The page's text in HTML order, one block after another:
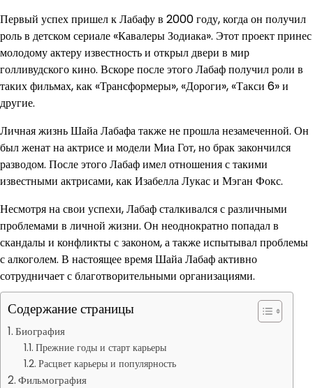
Первый успех пришел к Лабафу в 2000 году, когда он получил
роль в детском сериале «Кавалеры Зодиака». Этот проект принес
молодому актеру известность и открыл двери в мир
голливудского кино. Вскоре после этого Лабаф получил роли в
таких фильмах, как «Трансформеры», «Дороги», «Такси 6» и
другие.
Личная жизнь Шайа Лабафа также не прошла незамеченной. Он
был женат на актрисе и модели Миа Гот, но брак закончился
разводом. После этого Лабаф имел отношения с такими
известными актрисами, как Изабелла Лукас и Мэган Фокс.
Несмотря на свои успехи, Лабаф сталкивался с различными
проблемами в личной жизни. Он неоднократно попадал в
скандалы и конфликты с законом, а также испытывал проблемы
с алкоголем. В настоящее время Шайа Лабаф активно
сотрудничает с благотворительными организациями.
Содержание страницы
Биография
Прежние годы и старт карьеры
Расцвет карьеры и популярность
Фильмография